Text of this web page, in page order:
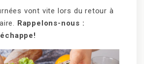
vont vite lors du retour à
Rappelons-nous :